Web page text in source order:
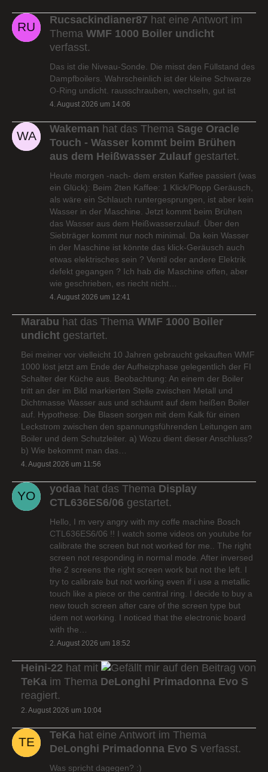
Rucsackindianer87 hat eine Antwort im
Thema WMF 1000 Boiler undicht
verfasst.
Das ist die Niveau-Sonde. Die misst den Füllstand des
Dampfboilers. Wahrscheinlich ist der kleine Schwarze
O-Ring undicht. rausschrauben, wechseln, gut ist
4. August 2026 um 14:06
Wakeman hat das Thema Sage Oracle
Touch - Wasser kommt beim Brühen
aus dem Heißwasser Zulauf gestartet.
Heute morgen -nach- dem ersten Kaffee passiert (was
ein Glück): Beim 2ten Kaffee: 1 Klick/Plopp Geräusch,
als wäre ein Schlauch runtergesprungen, ist aber kein
Wasser in der Maschine. Jetzt kommt beim Brühen
das Wasser aus dem Heißwasserzulauf. Über den
Siebträger kommt nur noch minimal. Da kein Wasser
in der Maschine ist könnte das klick-Geräusch auch
etwas elektrisches sein ? Ventil oder andere Elektrik
defekt gegangen ? Ich hab die Maschine offen, aber
wie geschrieben, es riecht nicht…
4. August 2026 um 12:41
Marabu hat das Thema WMF 1000 Boiler
undicht gestartet.
Bei meiner vor vielleicht 10 Jahren gebraucht gekauften WMF
1000 löst jetzt am Ende der Aufheizphase gelegentlich der FI
Schalter der Küche aus. Beobachtung: An einem der Boiler
tritt an der im Bild markierten Stelle zwischen Metall und
Dichtmasse Wasser aus und schäumt auf dem heißen Boiler
auf. Hypothese: Die Blasen sorgen mit dem Kalk für einen
Leckstrom zwischen den spannungsführenden Leitungen am
Boiler und dem Schutzleiter. a) Wozu dient dieser Anschluss?
b) Wie bekommt man das…
4. August 2026 um 11:56
yodaa hat das Thema Display
CTL636ES6/06 gestartet.
Hello, I m very angry with my coffe machine Bosch
CTL636ES6/06 !! I watch some videos on youtube for
calibrate the screen but not worked for me.. The right
screen not responding in normal mode. After inversed
the 2 screens the right screen work but not the left. I
try to calibrate but not working even if i use a metallic
touch like a piece or the central ring. I decide to buy a
new touch screen after care of the screen type but
idem not working. I noticed that the electronic board
with the…
2. August 2026 um 18:52
Heini-22 hat mit
auf den Beitrag von
TeKa im Thema DeLonghi Primadonna Evo S
reagiert.
2. August 2026 um 10:04
TeKa hat eine Antwort im Thema
DeLonghi Primadonna Evo S verfasst.
Was spricht dagegen? :)